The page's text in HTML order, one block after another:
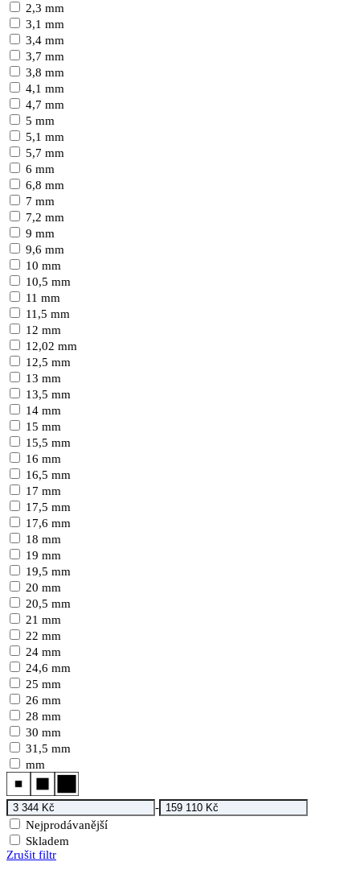
2,3 mm
3,1 mm
3,4 mm
3,7 mm
3,8 mm
4,1 mm
4,7 mm
5 mm
5,1 mm
5,7 mm
6 mm
6,8 mm
7 mm
7,2 mm
9 mm
9,6 mm
10 mm
10,5 mm
11 mm
11,5 mm
12 mm
12,02 mm
12,5 mm
13 mm
13,5 mm
14 mm
15 mm
15,5 mm
16 mm
16,5 mm
17 mm
17,5 mm
17,6 mm
18 mm
19 mm
19,5 mm
20 mm
20,5 mm
21 mm
22 mm
24 mm
24,6 mm
25 mm
26 mm
28 mm
30 mm
31,5 mm
mm
-
Nejprodávanější
Skladem
Zrušit filtr